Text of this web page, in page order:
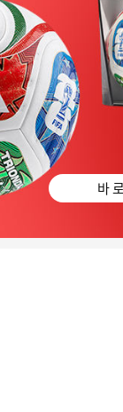
바